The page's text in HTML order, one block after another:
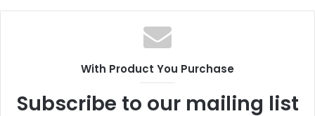
With Product You Purchase
Subscribe to our mailing list